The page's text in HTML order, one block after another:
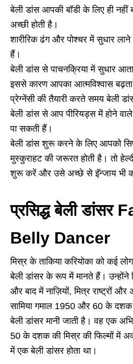
बेली डांस आपकी बॉडी के लिए ही नहीं
अच्‍छी होती है।
शारीरिक ढंग और पोश्‍चर में सुधार
हैं।
बेली डांस से पाचनक्रिया में सुधार
इससे कारण आपका आत्‍मविश्‍वास
प्रेग्‍नेंसी की तैयारी करते समय बेली
बेली डांस से आप पीरियड्स में होने
पा सकती हैं।
बेली डांस शुरू करने के लिए आपको
मुस्‍कुराहट की जरूरत होती है। तो
शुरू करें और उसे अच्‍छे से इॅन्जाय भी
प्रसिद्ध बेली डांसर
Belly Dancer
मिस्र के ताकिया करियोका को कई
बेली डांसर के रूप में मानते हैं। उन्होंने
और बाद में नाज़ियों, मित्र राष्ट्रों और
सामिया गमाल 1950 और 60 के दशक
बेली डांसर मानी जाती है। वह एक
50 के दशक की मिस्र की फिल्मों में
में एक बेली डांसर होता था।